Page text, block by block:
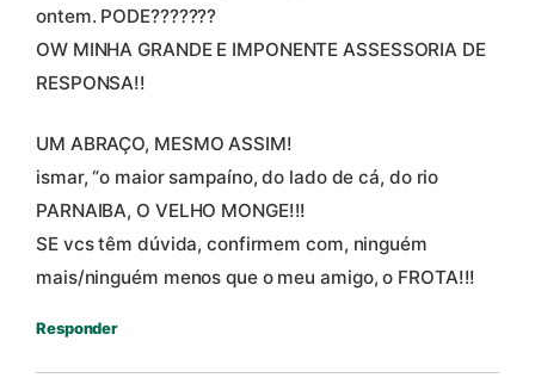
ontem. PODE???????
OW MINHA GRANDE E IMPONENTE ASSESSORIA DE
RESPONSA!!
UM ABRAÇO, MESMO ASSIM!
ismar, “o maior sampaíno, do lado de cá, do rio
PARNAIBA, O VELHO MONGE!!!
SE vcs têm dúvida, confirmem com, ninguém
mais/ninguém menos que o meu amigo, o FROTA!!!
Responder